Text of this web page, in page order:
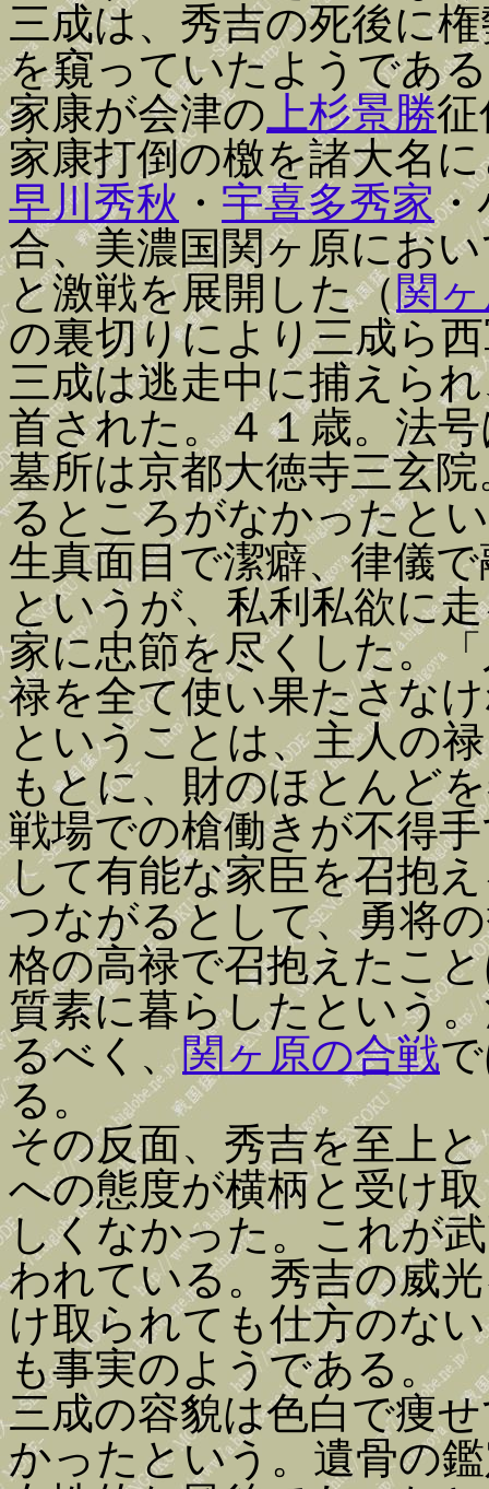
三成は、秀吉の死後に
を窺っていたようであ
家康が会津の 上杉景勝
家康打倒の檄を諸大名
早川秀秋 ・ 宇喜多秀家・
合、美濃国関ヶ原にお
と激戦を展開した（関
の裏切りにより三成ら
三成は逃走中に捕えら
首された。４１歳。法
墓所は京都大徳寺三玄
るところがなかったと
生真面目で潔癖、律儀
というが、私利私欲に
家に忠節を尽くした。
禄を全て使い果たさな
ということは、主人の
もとに、財のほとんど
戦場での槍働きが不得
して有能な家臣を召抱
つながるとして、勇将
格の高禄で召抱えたこ
質素に暮らしたという
るべく、関ヶ原の合戦
る。
その反面、秀吉を至上
への態度が横柄と受け
しくなかった。これが
われている。秀吉の威
け取られても仕方のな
も事実のようである。
三成の容貌は色白で痩
かったという。遺骨の